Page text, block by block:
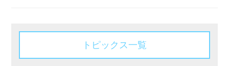
トピックス一覧